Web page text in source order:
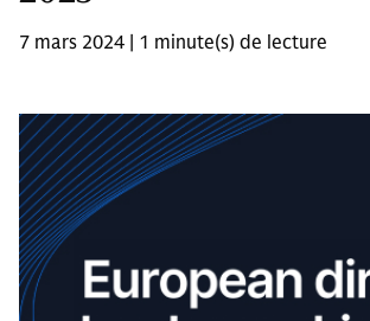
7 mars 2024 | 1 minute(s) de lecture